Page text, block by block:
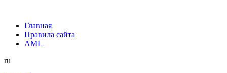
Главная
Правила сайта
AML
ru